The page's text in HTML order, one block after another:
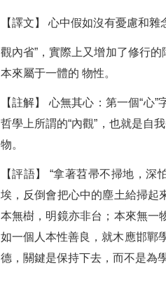
【譯文】 心中假如沒有憂慮和
觀內省”，實際上又增加了修行
本來屬于一體的 物性。
【註解】 心無其心：第一個“心
哲學上所謂的“內觀”，也就是自
物。
【評語】 “拿著苕帚不掃地，
埃，反倒會把心中的塵土給掃起
本無樹，明鏡亦非台；本來無一
如一個人本性善良，就木應邯鄲
德，關鍵是保持下去，而不是為